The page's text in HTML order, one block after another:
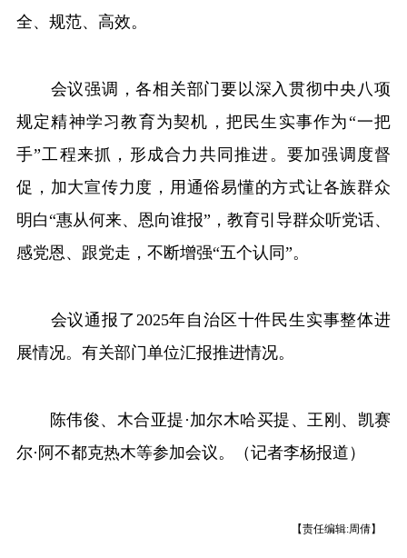
全、规范、高效。
会议强调，各相关部门要以深入贯彻中央八项
规定精神学习教育为契机，把民生实事作为“一把
手”工程来抓，形成合力共同推进。要加强调度督
促，加大宣传力度，用通俗易懂的方式让各族群众
明白“惠从何来、恩向谁报”，教育引导群众听党话、
感党恩、跟党走，不断增强“五个认同”。
会议通报了2025年自治区十件民生实事整体进
展情况。有关部门单位汇报推进情况。
陈伟俊、木合亚提·加尔木哈买提、王刚、凯赛
尔·阿不都克热木等参加会议。（记者李杨报道）
【责任编辑:周倩】